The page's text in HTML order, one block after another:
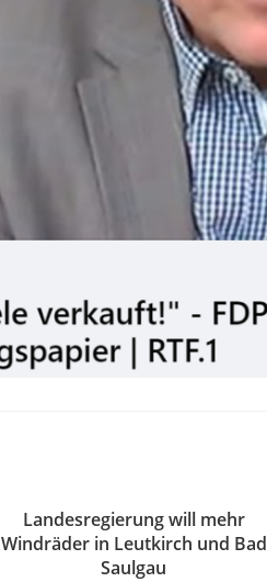
Landesregierung will mehr
Windräder in Leutkirch und Bad
Saulgau